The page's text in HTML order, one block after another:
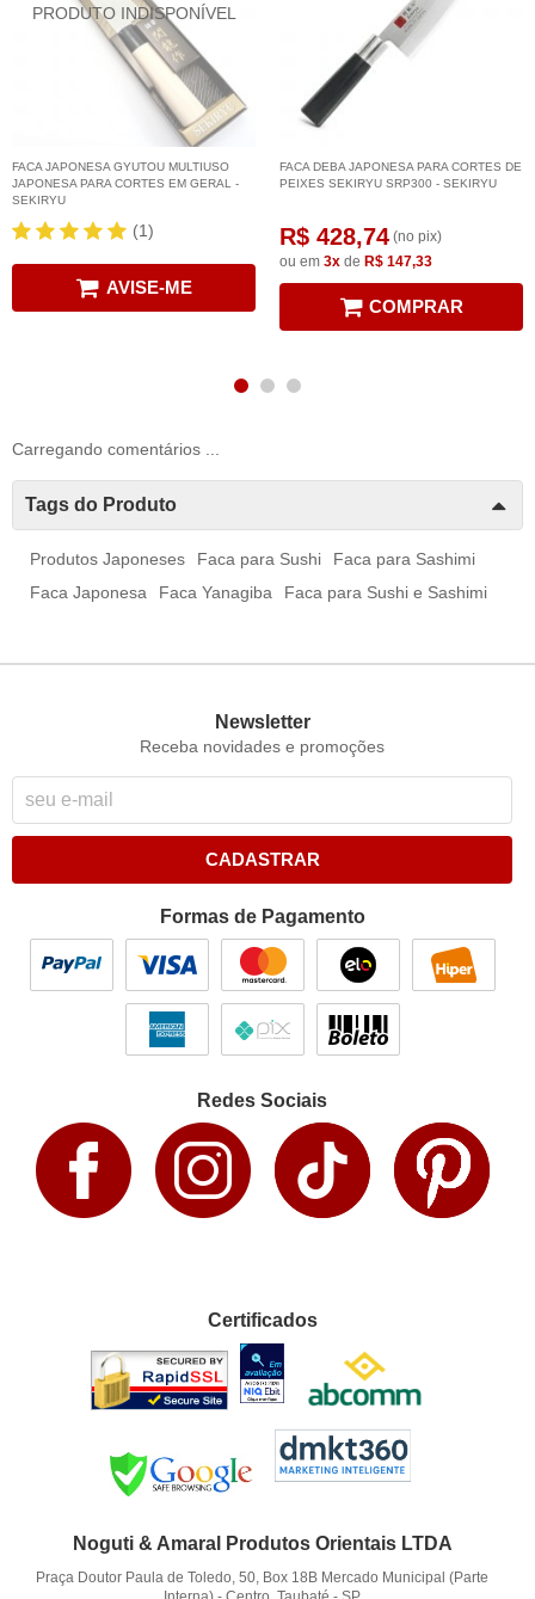
FACA JAPONESA GYUTOU MULTIUSO
JAPONESA PARA CORTES EM GERAL -
SEKIRYU
(1)
AVISE-ME
FACA DEBA JAPONESA PARA CORTES DE
PEIXES SEKIRYU SRP300 - SEKIRYU
R$ 428,74 (no pix)
ou em 3x de R$ 147,33
COMPRAR
Carregando comentários ...
Tags do Produto
Produtos Japoneses Faca para Sushi
Faca para Sashimi
Faca Japonesa
Faca Yanagiba Faca para Sushi e Sashimi
Newsletter
Receba novidades e promoções
CADASTRAR
Formas de Pagamento
Redes Sociais
Certificados
Noguti & Amaral Produtos Orientais LTDA
Praça Doutor Paula de Toledo, 50, Box 18B Mercado Municipal (Parte